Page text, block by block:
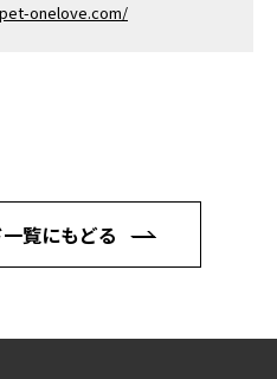
onelove.com/
覧にもどる